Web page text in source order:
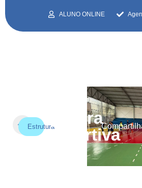
ALUNO ONLINE
EstruturaQuadra
Esportiva